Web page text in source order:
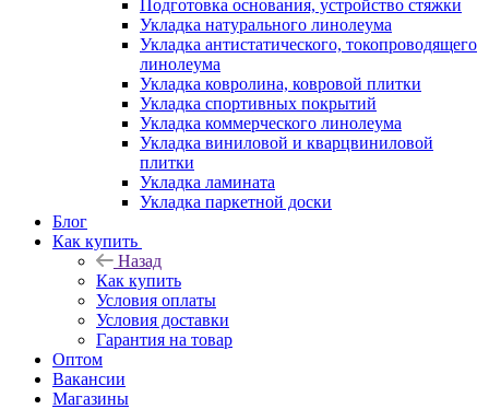
Подготовка основания, устройство стяжки
Укладка натурального линолеума
Укладка антистатического, токопроводящего
линолеума
Укладка ковролина, ковровой плитки
Укладка спортивных покрытий
Укладка коммерческого линолеума
Укладка виниловой и кварцвиниловой
плитки
Укладка ламината
Укладка паркетной доски
Блог
Как купить
Назад
Как купить
Условия оплаты
Условия доставки
Гарантия на товар
Оптом
Вакансии
Магазины